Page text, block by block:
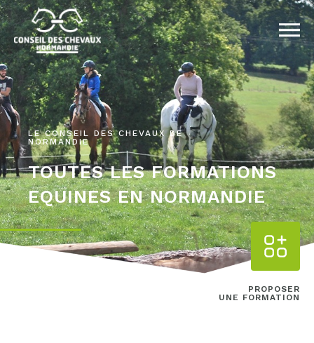
LE CONSEIL DES CHEVAUX DE
NORMANDIE
TOUTES LES FORMATIONS
EQUINES EN NORMANDIE
PROPOSER
UNE FORMATION